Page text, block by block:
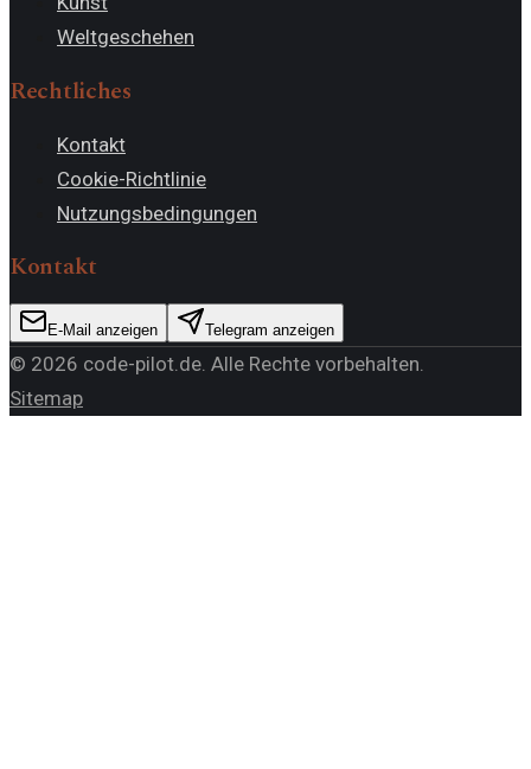
Weltgeschehen
Rechtliches
Kontakt
Cookie-Richtlinie
Nutzungsbedingungen
Kontakt
E-Mail anzeigen Telegram anzeigen
© 2026 code-pilot.de. Alle Rechte vorbehalten.
Sitemap